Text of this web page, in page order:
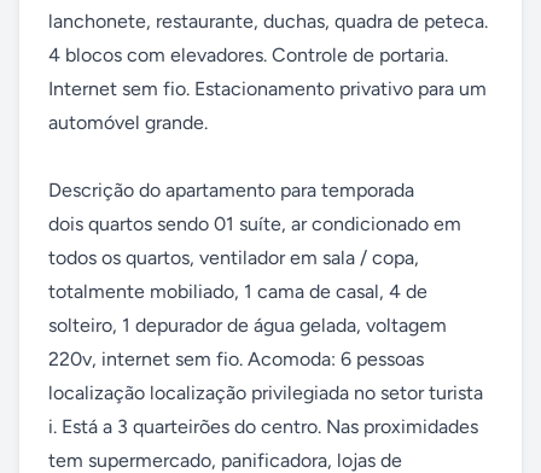
lanchonete, restaurante, duchas, quadra de peteca.
4 blocos com elevadores. Controle de portaria.
Internet sem fio. Estacionamento privativo para um
automóvel grande.
Descrição do apartamento para temporada
dois quartos sendo 01 suíte, ar condicionado em
todos os quartos, ventilador em sala / copa,
totalmente mobiliado, 1 cama de casal, 4 de
solteiro, 1 depurador de água gelada, voltagem
220v, internet sem fio. Acomoda: 6 pessoas
localização localização privilegiada no setor turista
i. Está a 3 quarteirões do centro. Nas proximidades
tem supermercado, panificadora, lojas de